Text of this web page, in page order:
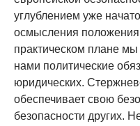
углублением уже
осмысления
практическом плане
нами политические
юридических.
обеспечивает свою
безопасности других.